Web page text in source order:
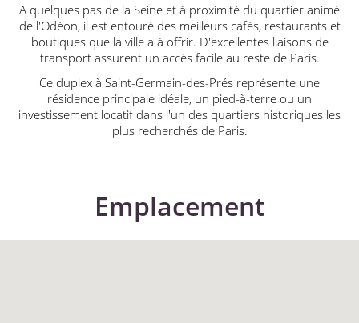
A quelques pas de la Seine et à proximité du quartier animé
de l'Odéon, il est entouré des meilleurs cafés, restaurants et
boutiques que la ville a à offrir. D'excellentes liaisons de
transport assurent un accès facile au reste de Paris.
Ce duplex à Saint-Germain-des-Prés représente une
résidence principale idéale, un pied-à-terre ou un
investissement locatif dans l'un des quartiers historiques les
plus recherchés de Paris.
Emplacement